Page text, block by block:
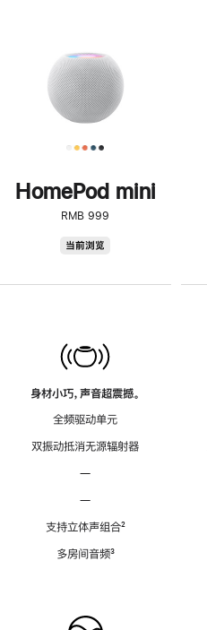
HomePod mini
RMB 999
当前浏览
身材小巧，声音超震撼。
全频驱动单元
双振动抵消无源辐射器
—
—
支持立体声组合脚
²
多房间音频脚
³